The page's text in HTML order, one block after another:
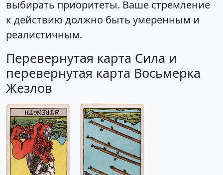
выбирать приоритеты. Ваше стремление
к действию должно быть умеренным и
реалистичным.
Перевернутая карта Сила и
перевернутая карта Восьмерка
Жезлов